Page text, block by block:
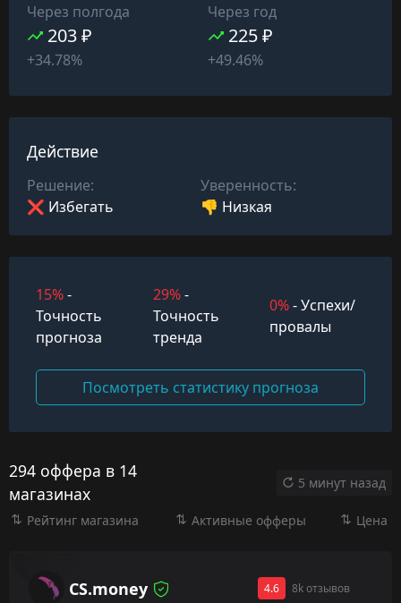
Через полгода
203 ₽
+34.78%
Через год
225 ₽
+49.46%
Действие
Решение:
❌ Избегать
Уверенность:
👎 Низкая
15%-
Точность
прогноза
29%-
Точность
тренда
0%- Успехи/
провалы
Посмотреть статистику прогноза
294 оффера в 14
магазинах
5 минут назад
Рейтинг магазина Активные офферы Цена
CS.money 4.6 8k отзывов